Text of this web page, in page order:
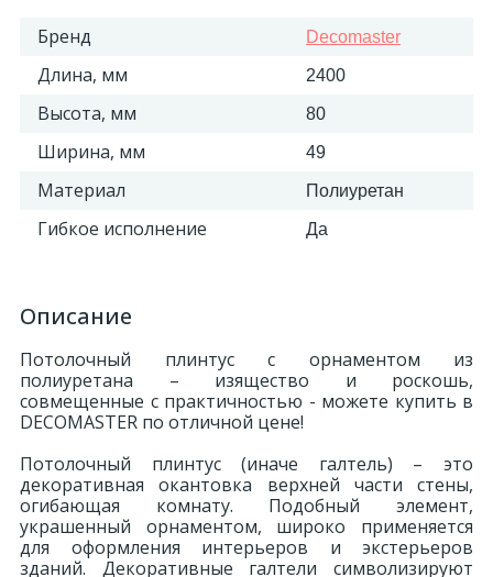
Бренд Decomaster
Длина, мм 2400
Высота, мм 80
Ширина, мм 49
Материал Полиуретан
Гибкое исполнение Да
Описание
Потолочный плинтус с орнаментом из
полиуретана – изящество и роскошь,
совмещенные с практичностью - можете купить в
DECOMASTER по отличной цене!
Потолочный плинтус (иначе галтель) – это
декоративная окантовка верхней части стены,
огибающая комнату. Подобный элемент,
украшенный орнаментом, широко применяется
для оформления интерьеров и экстерьеров
зданий. Декоративные галтели символизируют